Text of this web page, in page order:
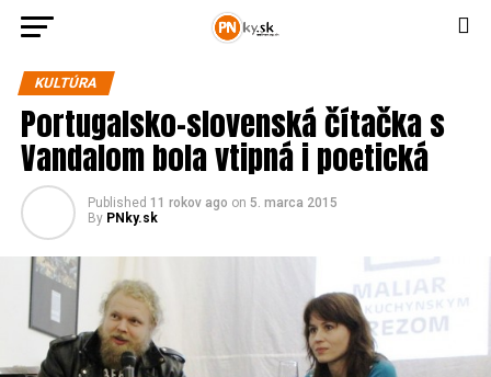
KULTÚRA
Portugalsko-slovenská čítačka s
Vandalom bola vtipná i poetická
Published 11 rokov ago on 5. marca 2015
By PNky.sk